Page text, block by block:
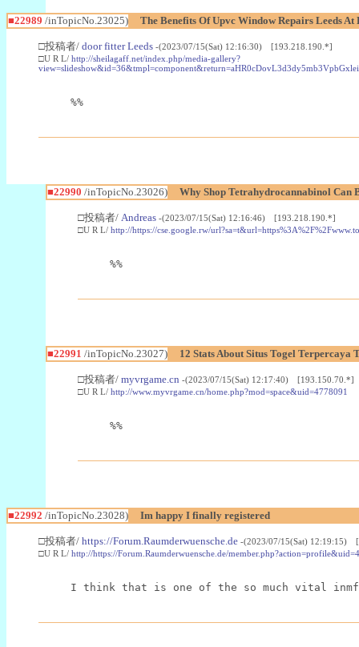
■22989 /inTopicNo.23025) The Benefits Of Upvc Window Repairs Leeds
□投稿者/ door fitter Leeds -(2023/07/15(Sat) 12:16:30) [193.218.190.*]
□U R L/ http://sheilagaff.net/index.php/media-gallery?
%%
■22990 /inTopicNo.23026) Why Shop Tetrahydrocannabinol Can
□投稿者/ Andreas -(2023/07/15(Sat) 12:16:46) [193.218.190.*]
□U R L/ http://https://cse.google.rw/
%%
■22991 /inTopicNo.23027) 12 Stats About Situs Togel Terpercaya
□投稿者/ myvrgame.cn -(2023/07/15(Sat) 12:17:40) [193.150.70.*]
□U R L/ http://www.myvrgame.cn/home.php?mod=space&uid=4778091
%%
■22992 /inTopicNo.23028) Im happy I finally registered
□投稿者/ https://Forum.Raumderwuensche.de -(2023/07/15(Sat) 12:19:15)
□U R L/ http://https://Forum.Raumderwuensche.de/
I think that is one of the so much vital